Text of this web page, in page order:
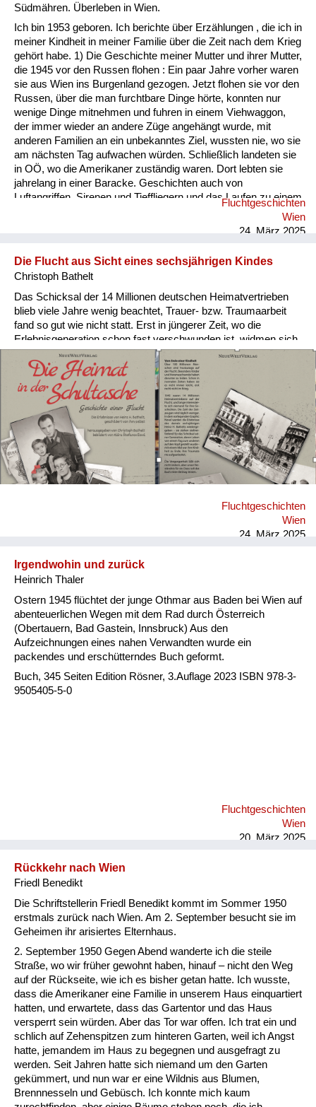
Südmähren. Überleben in Wien.
Ich bin 1953 geboren. Ich berichte über Erzählungen , die ich in
meiner Kindheit in meiner Familie über die Zeit nach dem Krieg
gehört habe. 1) Die Geschichte meiner Mutter und ihrer Mutter,
die 1945 vor den Russen flohen : Ein paar Jahre vorher waren
sie aus Wien ins Burgenland gezogen. Jetzt flohen sie vor den
Russen, über die man furchtbare Dinge hörte, konnten nur
wenige Dinge mitnehmen und fuhren in einem Viehwaggon,
der immer wieder an andere Züge angehängt wurde, mit
anderen Familien an ein unbekanntes Ziel, wussten nie, wo sie
am nächsten Tag aufwachen würden. Schließlich landeten sie
in OÖ, wo die Amerikaner zuständig waren. Dort lebten sie
jahrelang in einer Baracke. Geschichten auch von
Luftangriffen, Sirenen und Tieffliegern und das Laufen zu einem
Luftschutzkeller hörte ich. Von der Angst sprach meine Mutter,
und dass sie aus Angst immer etwas essen musste. Es gab
nur mit Essensmarken. Sie konnte mit d...
Fluchtgeschichten
Wien
24. März 2025
Die Flucht aus Sicht eines sechsjährigen Kindes
Christoph Bathelt
Das Schicksal der 14 Millionen deutschen Heimatvertrieben
blieb viele Jahre wenig beachtet, Trauer- bzw. Traumaarbeit
fand so gut wie nicht statt. Erst in jüngerer Zeit, wo die
Erlebnisgeneration schon fast verschwunden ist, widmen sich
Wissenschaftler dem Schicksal der „Kriegskinder“. Darum
habe ich die Flucht meines Vaters als Graphic Novel
herausgegeben. Das Trauma der Flucht und die
anschließende bedürftige Kindheit hat meinen Vater zwar
geprägt, aber niemals verbittert. Seine Erlebnisse bestätigen
den Satz Viktor Frankls, wonach es nur zwei
Menschenrassen gibt: nämlich die ‚Rasse‘ der anständigen
Menschen und die ‚Rasse‘ der unanständigen Menschen.
Darum freue ich mich, dass der Neue Welt Verlag und mein
Freund, Prof. Birol Kilic, diese Intention verstanden und das
Fluchtgeschichten
Wien
24. März 2025
Irgendwohin und zurück
Heinrich Thaler
Ostern 1945 flüchtet der junge Othmar aus Baden bei Wien auf
abenteuerlichen Wegen mit dem Rad durch Österreich
(Obertauern, Bad Gastein, Innsbruck) Aus den
Aufzeichnungen eines nahen Verwandten wurde ein
packendes und erschütterndes Buch geformt.
Buch, 345 Seiten Edition Rösner, 3.Auflage 2023 ISBN 978-3-
9505405-5-0
Fluchtgeschichten
Wien
20. März 2025
Rückkehr nach Wien
Friedl Benedikt
Die Schriftstellerin Friedl Benedikt kommt im Sommer 1950
erstmals zurück nach Wien. Am 2. September besucht sie im
Geheimen ihr arisiertes Elternhaus.
2. September 1950 Gegen Abend wanderte ich die steile
Straße, wo wir früher gewohnt haben, hinauf – nicht den Weg
auf der Rückseite, wie ich es bisher getan hatte. Ich wusste,
dass die Amerikaner eine Familie in unserem Haus einquartiert
hatten, und erwartete, dass das Gartentor und das Haus
versperrt sein würden. Aber das Tor war offen. Ich trat ein und
schlich auf Zehenspitzen zum hinteren Garten, weil ich Angst
hatte, jemandem im Haus zu begegnen und ausgefragt zu
werden. Seit Jahren hatte sich niemand um den Garten
gekümmert, und nun war er eine Wildnis aus Blumen,
Brennnesseln und Gebüsch. Ich konnte mich kaum